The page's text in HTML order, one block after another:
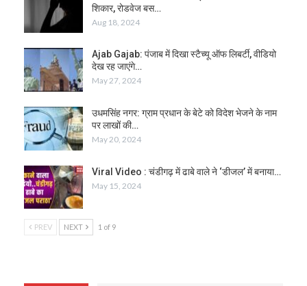
शिकार, रोडवेज बस…
Aug 18, 2024
Ajab Gajab: पंजाब में दिखा स्टैच्यू ऑफ लिबर्टी, वीडियो
देख रह जाएंगे…
May 27, 2024
उधमसिंह नगर: ग्राम प्रधान के बेटे को विदेश भेजने के नाम
पर लाखों की…
May 20, 2024
Viral Video : चंडीगढ़ में ढाबे वाले ने ‘डीजल’ में बनाया…
May 15, 2024
PREV NEXT 1 of 9